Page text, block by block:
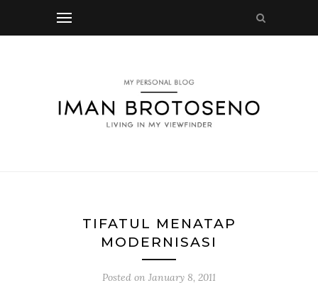
TIFATUL MENATAP
MODERNISASI
Posted on January 8, 2011